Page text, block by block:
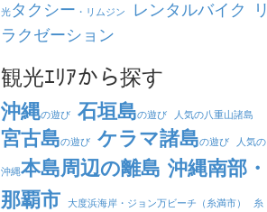
光タクシー ・リムジン レンタルバイク
リ
ラクゼーション
観光ｴﾘｱから探す
沖縄の遊び 石垣島の遊び 人気の八重山諸島
宮古島の遊び ケラマ諸島の遊び 人気の
沖縄本島周辺の離島 沖縄南部・
那覇市
大度浜海岸・ジョン万ビーチ（糸満市）
糸